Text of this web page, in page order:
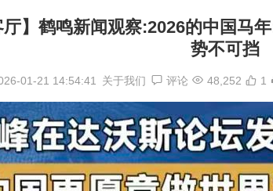
厅】鹤鸣新闻观察:2026的中国马
势不可挡
01-21 14:54:41 关于我们 评论 48,252 1